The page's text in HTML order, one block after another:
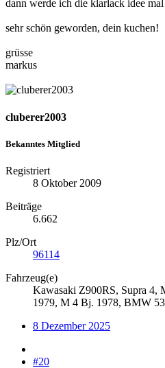
dann werde ich die klarlack idee
sehr schön geworden, dein kuchen!
grüsse
markus
cluberer2003
Bekanntes Mitglied
Registriert
8 Oktober 2009
Beiträge
6.662
Plz/Ort
96114
Fahrzeug(e)
Kawasaki Z900RS, Supra 4,
1979, M 4 Bj. 1978, BMW
8 Dezember 2025
#20